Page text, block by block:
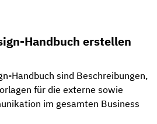
Handbuch erstellen
Handbuch sind Beschreibungen,
für die externe sowie
im gesamten Business